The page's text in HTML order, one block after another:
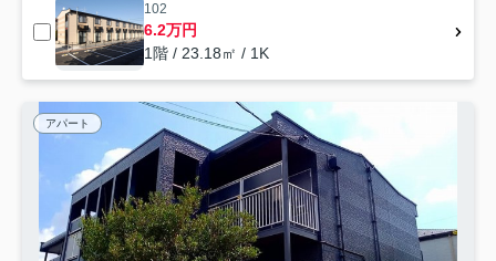
102
6.2万円
1階 / 23.18㎡ / 1K
アパート